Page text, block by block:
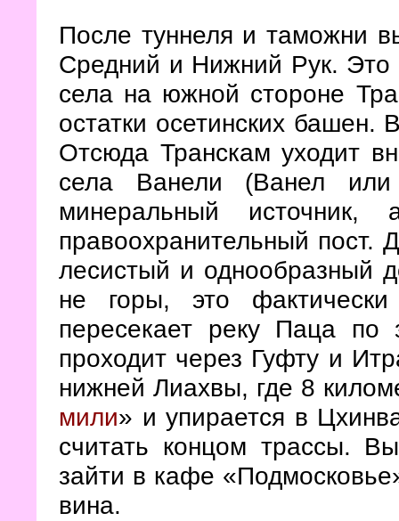
После туннеля и таможни
Средний и Нижний Рук. Это
села на южной стороне
остатки осетинских башен.
Отсюда Транскам уходит
села Ванели (Ванел
минеральный
правоохранительный пост.
лесистый и однообразный
не горы, это
пересекает реку Паца по
проходит через Гуфту и
нижней Лиахвы, где 8
мили» и упирается в
считать концом трассы.
зайти в кафе
вина.